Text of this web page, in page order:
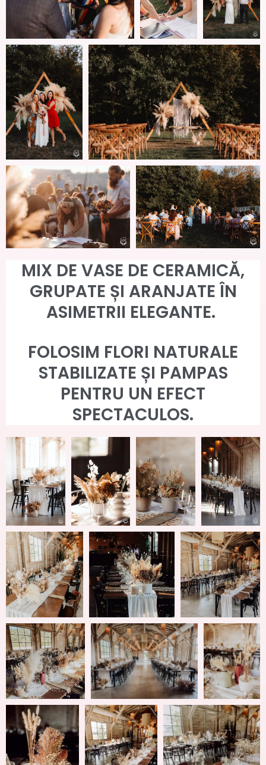
MIX DE VASE DE CERAMICĂ,
GRUPATE ȘI ARANJATE ÎN
ASIMETRII ELEGANTE.
FOLOSIM FLORI NATURALE
STABILIZATE ȘI PAMPAS
PENTRU UN EFECT
SPECTACULOS.